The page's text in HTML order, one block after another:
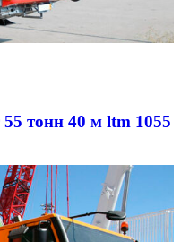
тонн 40 м ltm 1055